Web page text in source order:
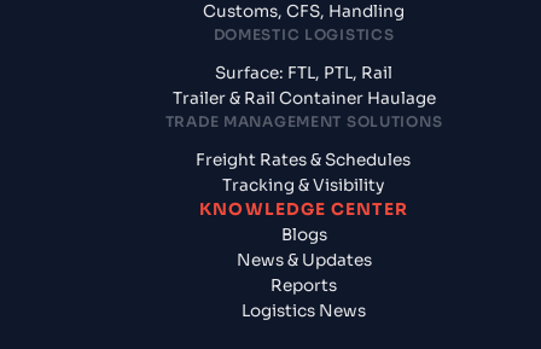
Customs, CFS, Handling
DOMESTIC LOGISTICS
Surface: FTL, PTL, Rail
Trailer & Rail Container Haulage
TRADE MANAGEMENT SOLUTIONS
Freight Rates & Schedules
Tracking & Visibility
KNOWLEDGE CENTER
Blogs
News & Updates
Reports
Logistics News